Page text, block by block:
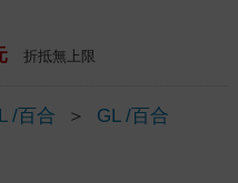
折抵無上限
/百合 ＞ GL /百合